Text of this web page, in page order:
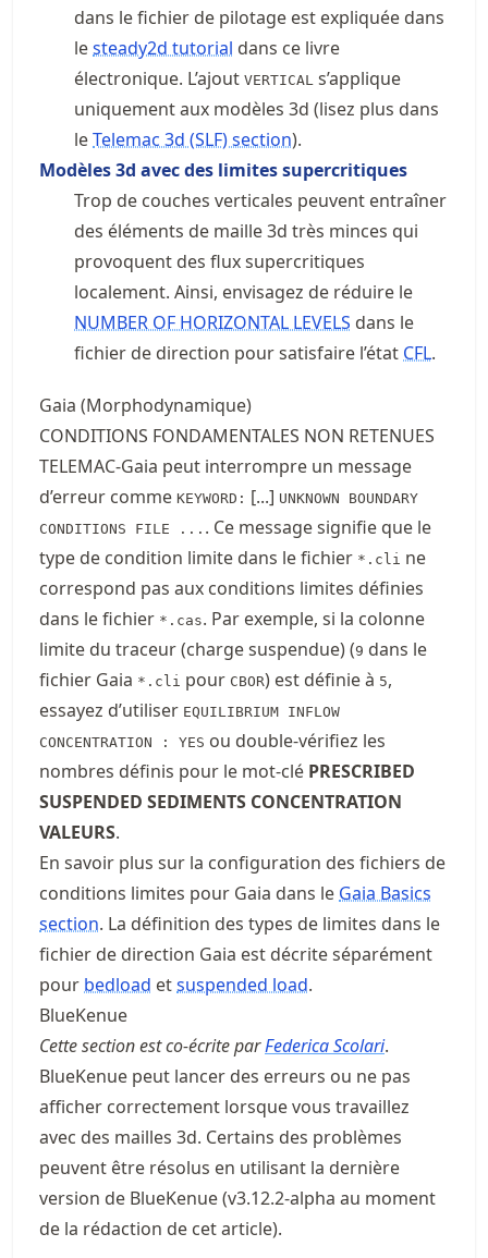
dans le fichier de pilotage est expliquée dans
lesteady2d tutorial dans ce livre
électronique. L’ajout VERTICAL s’applique
uniquement aux modèles 3d (lisez plus dans
leTelemac 3d (SLF) section).
Modèles 3d avec des limites supercritiques
Trop de couches verticales peuvent entraîner
des éléments de maille 3d très minces qui
provoquent des flux supercritiques
localement. Ainsi, envisagez de réduire le
NUMBER OF HORIZONTAL LEVELS dans le
fichier de direction pour satisfaire l’état CFL.
Gaia (Morphodynamique)
CONDITIONS FONDAMENTALES NON RETENUES
TELEMAC-Gaia peut interrompre un message
d’erreur comme KEYWORD: [...] UNKNOWN BOUNDARY
CONDITIONS FILE ... . Ce message signifie que le
type de condition limite dans le fichier *.cli ne
correspond pas aux conditions limites définies
dans le fichier *.cas. Par exemple, si la colonne
limite du traceur (charge suspendue) (9 dans le
fichier Gaia *.cli pour CBOR) est définie à 5,
essayez d’utiliser EQUILIBRIUM INFLOW
CONCENTRATION : YES ou double-vérifiez les
nombres définis pour le mot-clé PRESCRIBED
SUSPENDED SEDIMENTS CONCENTRATION
VALEURS.
En savoir plus sur la configuration des fichiers de
conditions limites pour Gaia dans le Gaia Basics
section. La définition des types de limites dans le
fichier de direction Gaia est décrite séparément
pour bedload etsuspended load.
BlueKenue
Cette section est co-écrite parFederica Scolari.
BlueKenue peut lancer des erreurs ou ne pas
afficher correctement lorsque vous travaillez
avec des mailles 3d. Certains des problèmes
peuvent être résolus en utilisant la dernière
version de BlueKenue (v3.12.2-alpha au moment
de la rédaction de cet article).